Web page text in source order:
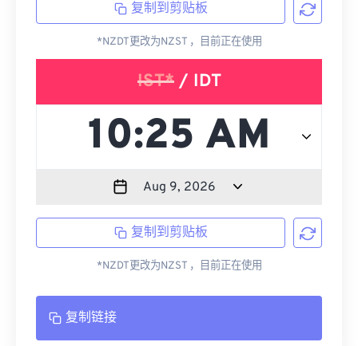
复制到剪贴板
*NZDT更改为NZST ，目前正在使用
IST*/ IDT
复制到剪贴板
*NZDT更改为NZST ，目前正在使用
复制链接